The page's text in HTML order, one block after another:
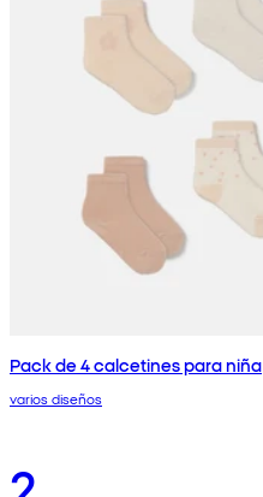
Pack de 4 calcetines para niña
varios diseños
2